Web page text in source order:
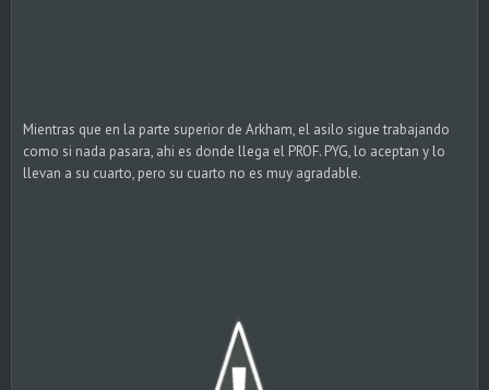
Mientras que en la parte superior de Arkham, el asilo sigue trabajando
como si nada pasara, ahi es donde llega el PROF. PYG, lo aceptan y lo
llevan a su cuarto, pero su cuarto no es muy agradable.